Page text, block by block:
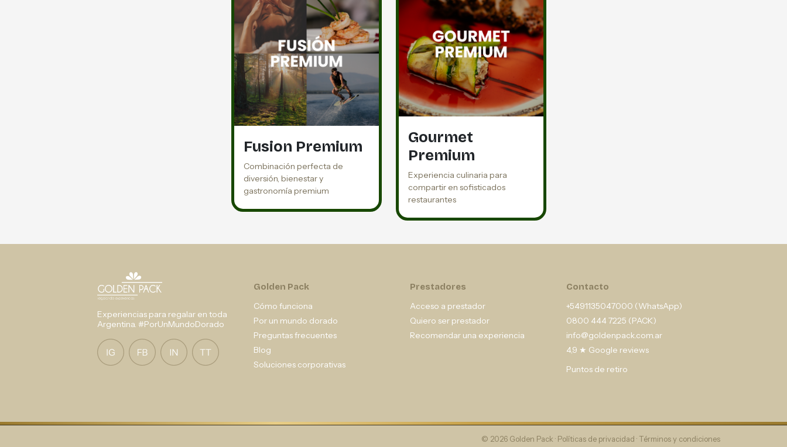
Fusion Premium
Combinación perfecta de
diversión, bienestar y
gastronomía premium
Gourmet
Premium
Experiencia culinaria para
compartir en sofisticados
restaurantes
Experiencias para regalar en toda
Argentina. #PorUnMundoDorado
Golden Pack
Cómo funciona
Por un mundo dorado
Preguntas frecuentes
Blog
Soluciones corporativas
Prestadores
Acceso a prestador
Quiero ser prestador
Recomendar una experiencia
Contacto
+5491135047000 (WhatsApp)
0800 444 7225 (PACK)
info@goldenpack.com.ar
4,9 ★ Google reviews
Puntos de retiro
© 2026 Golden Pack · Políticas de privacidad · Términos y condiciones